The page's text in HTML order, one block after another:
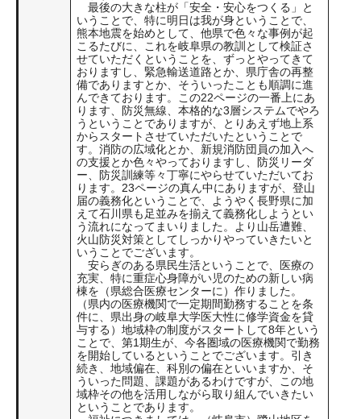
最後の大きな柱が「安全・安心をつくる」と
いうことで、特に明日は我が身ということで、
熊本地震を始めとして、他県で色々な事例が起
こるたびに、これを岐阜県の教訓として検証さ
せていただくということを、ずっとやってきて
おりますし、緊急輸送道路とか、県庁舎の再整
備でありますとか、そういったことも順調に進
んできております。この22ページの一番上にあ
ります、防災無線、本格的な3層システムでやろ
うということでありますが、とりあえず地上系
からスタートさせていただいたということで
す。消防の広域化とか、新規消防団員の加入へ
の支援とか色々やっておりますし、防災リーダ
ー、防災訓練等々丁寧にやらせていただいてお
ります。23ページの真ん中にありますが、登山
届の義務化ということで、ようやく長野県に加
えて石川県も足並みを揃えて義務化しようとい
う流れになってまいりました。より山岳遭難、
火山防災対策としてしっかりやっていきたいと
いうことでございます。
安らぎのある県民生活ということで、医療の
充実、特に重症心身障がい児のための新しい病
棟を（県総合医療センターに）作りました。
（県内の医療機関で一定期間勤務することを条
件に、県出身の岐阜大学医大性に修学資金を貸
与する）地域枠の制度がスタートして8年という
ことで、第1期生が、今各圏域の医療機関で勤務
を開始しているということでございます。引き
続き、地域偏在、科別の偏在といいますか、そ
ういった問題、課題があるわけですが、この地
域枠その他を活用しながら取り組んでいきたい
ということであります。